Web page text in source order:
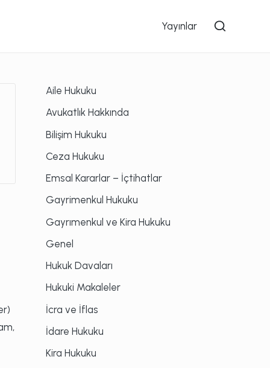
Yayınlar
Aile Hukuku
Avukatlık Hakkında
Bilişim Hukuku
Ceza Hukuku
Emsal Kararlar – İçtihatlar
Gayrimenkul Hukuku
Gayrımenkul ve Kira Hukuku
Genel
Hukuk Davaları
Hukuki Makaleler
İcra ve İflas
İdare Hukuku
Kira Hukuku